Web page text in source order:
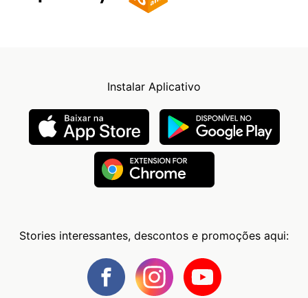
Instalar Aplicativo
Stories interessantes, descontos e promoções aqui: